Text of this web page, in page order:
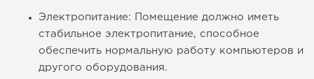
Электропитание: Помещение должно иметь
стабильное электропитание, способное
обеспечить нормальную работу компьютеров и
другого оборудования.